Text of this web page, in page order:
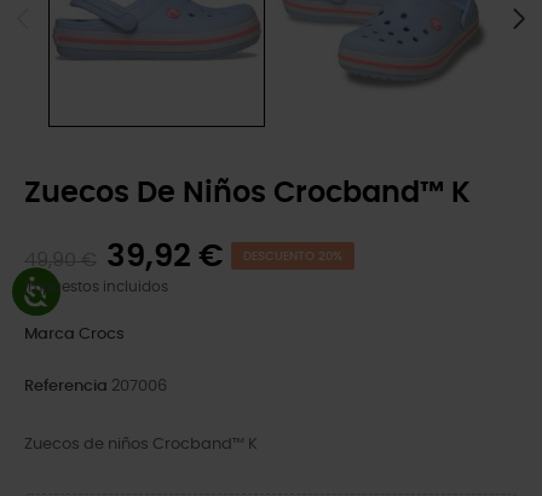
Zuecos De Niños Crocband™ K
39,92 € DESCUENTO 20%
Impuestos incluidos
Marca Crocs
Referencia 207006
Zuecos de niños Crocband™ K